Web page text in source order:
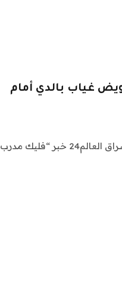
غياب بالدي أمام
اشراق العالم 24 متابعات عالمية عاجلة: نقدم لكم في اشراق العالم24 خبر “فليك مدرب